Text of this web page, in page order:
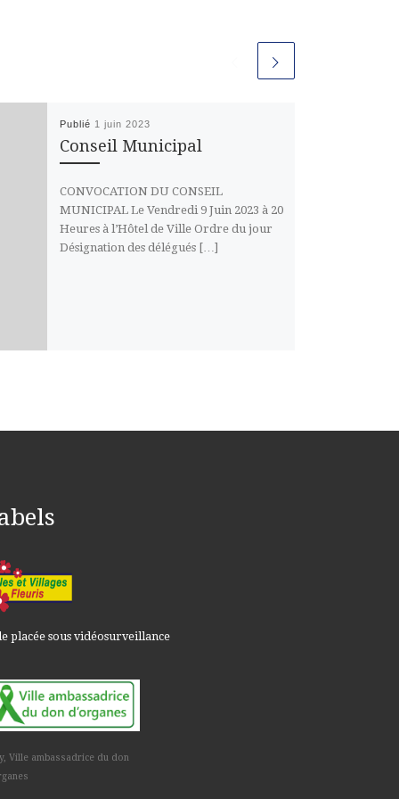
Publié 1 juin 2023
Conseil Municipal
CONVOCATION DU CONSEIL
MUNICIPAL Le Vendredi 9 Juin 2023 à 20
Heures à l’Hôtel de Ville Ordre du jour
Désignation des délégués […]
placée sous vidéosurveillance
Ville ambassadrice du don